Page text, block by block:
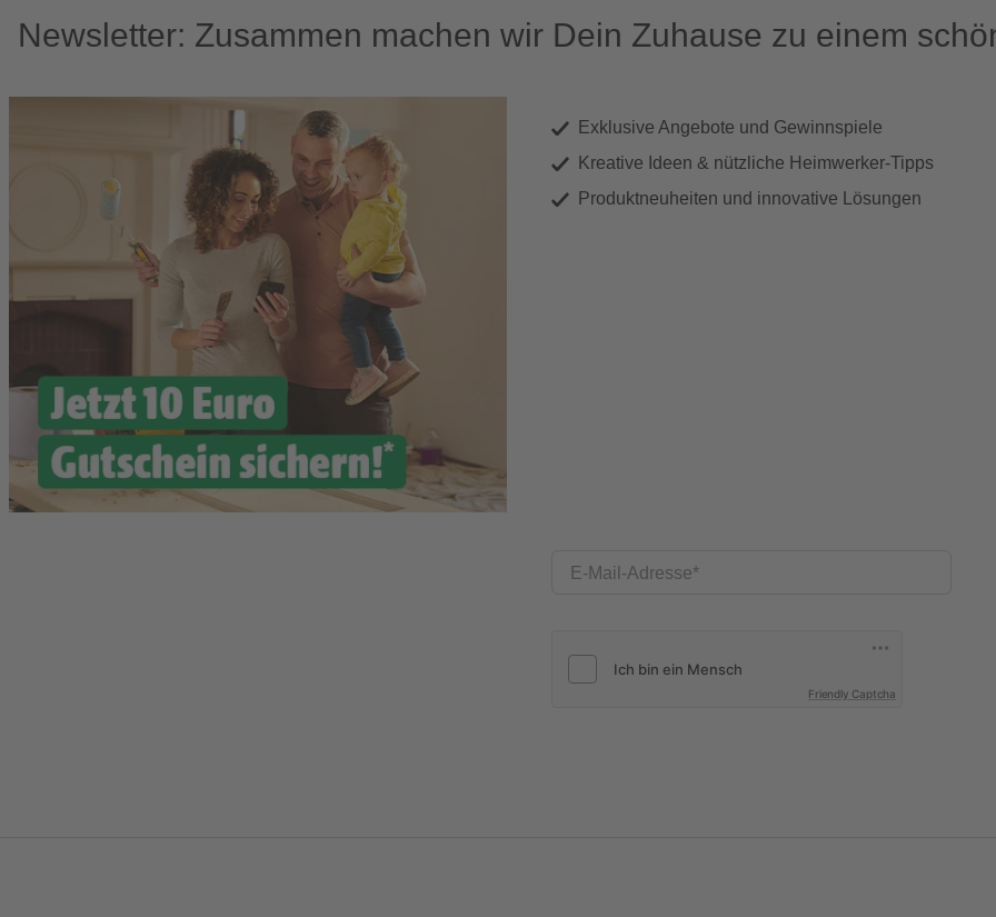
Newsletter: Zusammen machen wir Dein Zuhause zu einem
Exklusive Angebote und Gewinnspiele
Kreative Ideen & nützliche Heimwerker-Tipps
Produktneuheiten und innovative Lösungen
E-Mail-Adresse
Friendly Captcha